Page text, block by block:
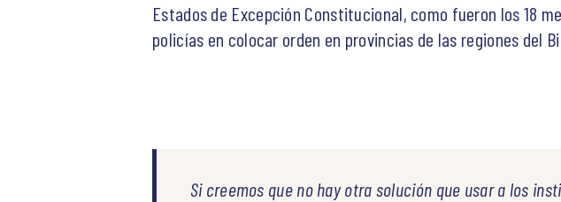
Estados de Excepción Constitucional, como fueron los 18
policías en colocar orden en provincias de las regiones del
Si creemos que no hay otra solución que usar a los